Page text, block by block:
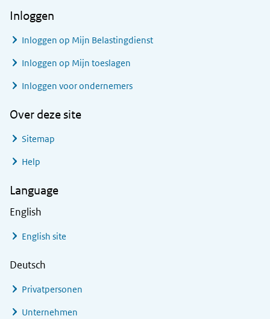
Inloggen
Inloggen op Mijn Belastingdienst
Inloggen op Mijn toeslagen
Inloggen voor ondernemers
Over deze site
Sitemap
Help
Language
English
English site
Deutsch
Privatpersonen
Unternehmen